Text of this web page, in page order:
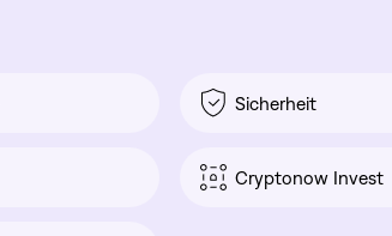
Sicherheit
Cryptonow Invest